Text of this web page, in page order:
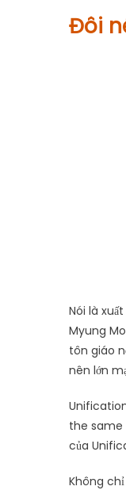
Đôi
Nói là
Myung
tôn giáo
nên lớn
the same
của
Không